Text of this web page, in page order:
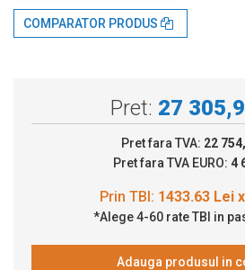
COMPARATOR PRODUS
Pret: 27
Pret fara TVA: 22
Pret fara TVA EURO: 4
Prin TBI:1433.63 Lei x 24
*Alege 4-60 rate TBI in
Adauga produsul in